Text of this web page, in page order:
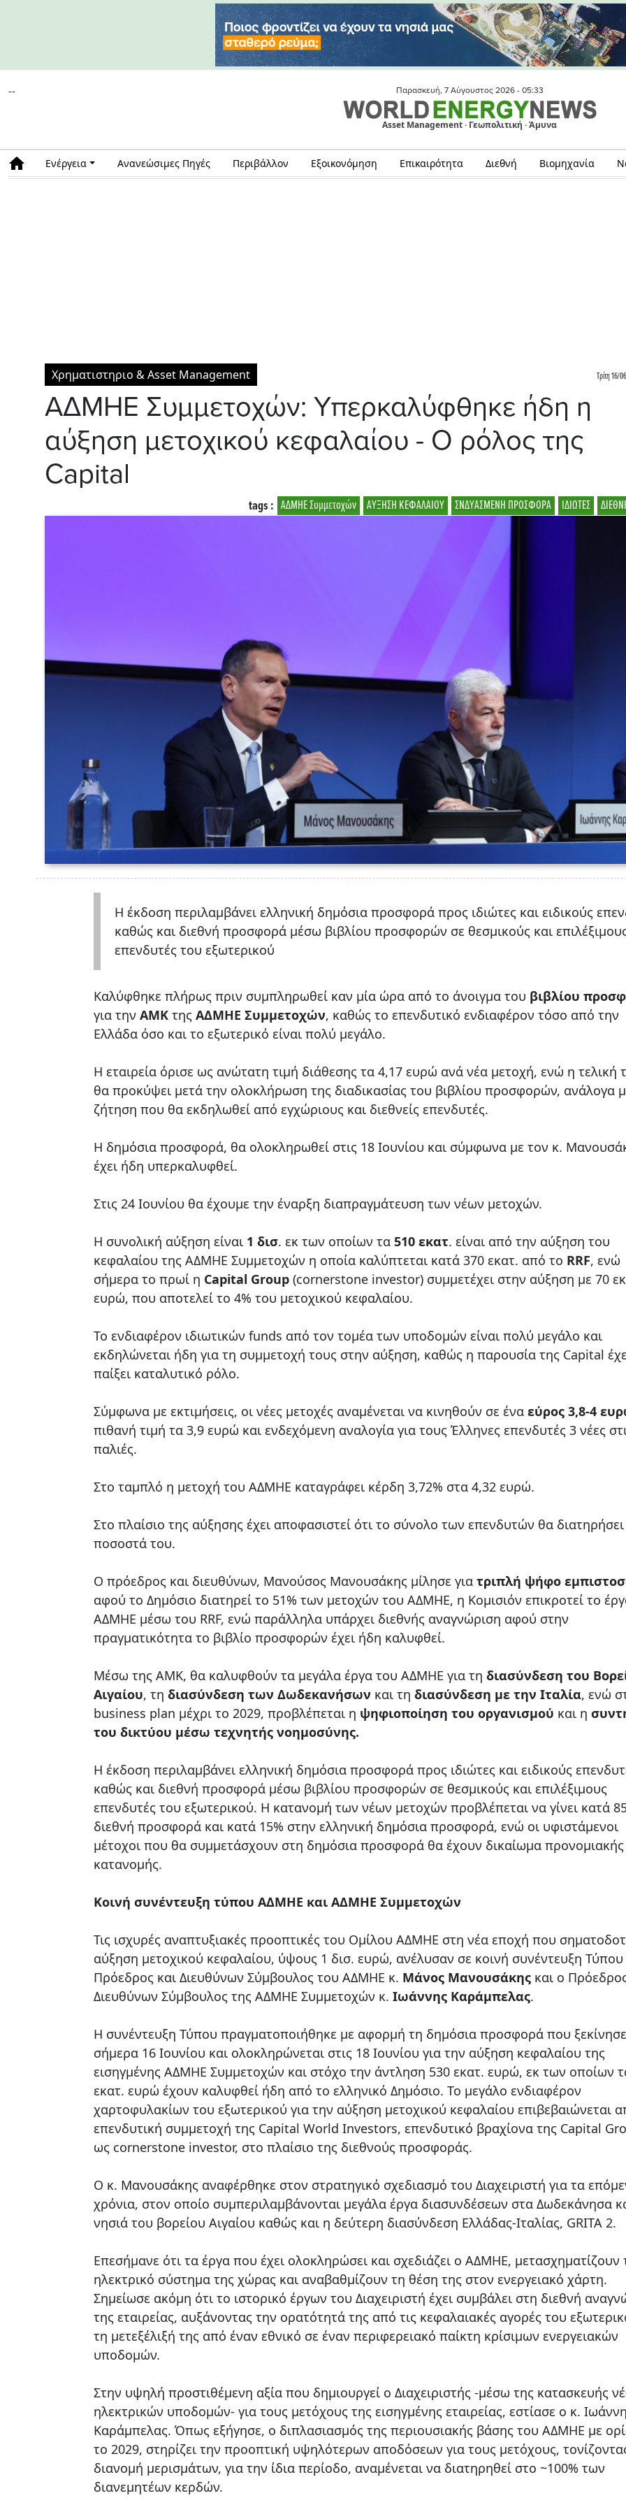
-- Παρασκευή, 7 Αύγουστος 2026 - 05:33
Asset Management · Γεωπολιτική · Άμυνα
Ενέργεια Ανανεώσιμες Πηγές Περιβάλλον Εξοικονόμηση Επικαιρότητα Διεθνή Βιομηχανία
Χρηματιστηριο & Asset Management Τρίτη 16/
AΔΜΗΕ Συμμετοχών: Yπερκαλύφθηκε ήδη η
αύξηση μετοχικού κεφαλαίου - O ρόλος της
Capital
ΙΔΙΩΤΕΣ
ΣΝΔΥΑΣΜΕΝΗ ΠΡΟΣΦΟΡΑ
ΑΥΞΗΣΗ ΚΕΦΑΛΑΙΟΥ
ΑΔΜΗΕ Συμμετοχών
tags :
Η έκδοση περιλαμβάνει ελληνική δημόσια προσφορά προς ιδιώτες και ειδικούς
καθώς και διεθνή προσφορά μέσω βιβλίου προσφορών σε θεσμικούς και
επενδυτές του εξωτερικού
Καλύφθηκε πλήρως πριν συμπληρωθεί καν μία ώρα από το άνοιγμα του βιβλίου
για την ΑΜΚ της ΑΔΜΗΕ Συμμετοχών, καθώς το επενδυτικό ενδιαφέρον τόσο από την
Ελλάδα όσο και το εξωτερικό είναι πολύ μεγάλο.
Η εταιρεία όρισε ως ανώτατη τιμή διάθεσης τα 4,17 ευρώ ανά νέα μετοχή, ενώ η τελική
θα προκύψει μετά την ολοκλήρωση της διαδικασίας του βιβλίου προσφορών, ανάλογα
ζήτηση που θα εκδηλωθεί από εγχώριους και διεθνείς επενδυτές.
Η δημόσια προσφορά, θα ολοκληρωθεί στις 18 Ιουνίου και σύμφωνα με τον κ.
έχει ήδη υπερκαλυφθεί.
Στις 24 Ιουνίου θα έχουμε την έναρξη διαπραγμάτευση των νέων μετοχών.
Η συνολική αύξηση είναι 1 δισ. εκ των οποίων τα 510 εκατ. είναι από την αύξηση του
κεφαλαίου της ΑΔΜΗΕ Συμμετοχών η οποία καλύπτεται κατά 370 εκατ. από το RRF, ενώ
σήμερα το πρωί η Capital Group (cornerstone investor) συμμετέχει στην αύξηση με 70
ευρώ, που αποτελεί το 4% του μετοχικού κεφαλαίου.
Το ενδιαφέρον ιδιωτικών funds από τον τομέα των υποδομών είναι πολύ μεγάλο και
εκδηλώνεται ήδη για τη συμμετοχή τους στην αύξηση, καθώς η παρουσία της Capital
παίξει καταλυτικό ρόλο.
Σύμφωνα με εκτιμήσεις, οι νέες μετοχές αναμένεται να κινηθούν σε ένα εύρος 3,8-4
πιθανή τιμή τα 3,9 ευρώ και ενδεχόμενη αναλογία για τους Έλληνες επενδυτές 3 νέες
παλιές.
Στο ταμπλό η μετοχή του ΑΔΜΗΕ καταγράφει κέρδη 3,72% στα 4,32 ευρώ.
Στο πλαίσιο της αύξησης έχει αποφασιστεί ότι το σύνολο των επενδυτών θα
ποσοστά του.
Ο πρόεδρος και διευθύνων, Μανούσος Μανουσάκης μίλησε για τριπλή ψήφο
αφού το Δημόσιο διατηρεί το 51% των μετοχών του ΑΔΜΗΕ, η Κομισιόν επικροτεί το
ΑΔΜΗΕ μέσω του RRF, ενώ παράλληλα υπάρχει διεθνής αναγνώριση αφού στην
πραγματικότητα το βιβλίο προσφορών έχει ήδη καλυφθεί.
Μέσω της ΑΜΚ, θα καλυφθούν τα μεγάλα έργα του ΑΔΜΗΕ για τη διασύνδεση του
Αιγαίου, τη διασύνδεση των Δωδεκανήσων και τη διασύνδεση με την Ιταλία, ενώ
business plan μέχρι το 2029, προβλέπεται η ψηφιοποίηση του οργανισμού και η
του δικτύου μέσω τεχνητής νοημοσύνης.
Η έκδοση περιλαμβάνει ελληνική δημόσια προσφορά προς ιδιώτες και ειδικούς
καθώς και διεθνή προσφορά μέσω βιβλίου προσφορών σε θεσμικούς και επιλέξιμους
επενδυτές του εξωτερικού. Η κατανομή των νέων μετοχών προβλέπεται να γίνει κατά
διεθνή προσφορά και κατά 15% στην ελληνική δημόσια προσφορά, ενώ οι υφιστάμενοι
μέτοχοι που θα συμμετάσχουν στη δημόσια προσφορά θα έχουν δικαίωμα προνομιακής
κατανομής.
Κοινή συνέντευξη τύπου ΑΔΜΗΕ και ΑΔΜΗΕ Συμμετοχών
Τις ισχυρές αναπτυξιακές προοπτικές του Ομίλου ΑΔΜΗΕ στη νέα εποχή που
αύξηση μετοχικού κεφαλαίου, ύψους 1 δισ. ευρώ, ανέλυσαν σε κοινή συνέντευξη Τύπου
Πρόεδρος και Διευθύνων Σύμβουλος του ΑΔΜΗΕ κ. Μάνος Μανουσάκης και o
Διευθύνων Σύμβουλος της ΑΔΜΗΕ Συμμετοχών κ. Ιωάννης Καράμπελας.
Η συνέντευξη Τύπου πραγματοποιήθηκε με αφορμή τη δημόσια προσφορά που ξεκίνησε
σήμερα 16 Ιουνίου και ολοκληρώνεται στις 18 Ιουνίου για την αύξηση κεφαλαίου της
εισηγμένης ΑΔΜΗΕ Συμμετοχών και στόχο την άντληση 530 εκατ. ευρώ, εκ των οποίων
εκατ. ευρώ έχουν καλυφθεί ήδη από το ελληνικό Δημόσιο. Το μεγάλο ενδιαφέρον
χαρτοφυλακίων του εξωτερικού για την αύξηση μετοχικού κεφαλαίου επιβεβαιώνεται
επενδυτική συμμετοχή της Capital World Investors, επενδυτικό βραχίονα της Capital
ως cornerstone investor, στο πλαίσιο της διεθνούς προσφοράς.
Ο κ. Μανουσάκης αναφέρθηκε στον στρατηγικό σχεδιασμό του Διαχειριστή για τα
χρόνια, στον οποίο συμπεριλαμβάνονται μεγάλα έργα διασυνδέσεων στα Δωδεκάνησα
νησιά του βορείου Αιγαίου καθώς και η δεύτερη διασύνδεση Ελλάδας-Ιταλίας, GRITA 2.
Επεσήμανε ότι τα έργα που έχει ολοκληρώσει και σχεδιάζει ο ΑΔΜΗΕ, μετασχηματίζουν
ηλεκτρικό σύστημα της χώρας και αναβαθμίζουν τη θέση της στον ενεργειακό χάρτη.
Σημείωσε ακόμη ότι το ιστορικό έργων του Διαχειριστή έχει συμβάλει στη διεθνή
της εταιρείας, αυξάνοντας την ορατότητά της από τις κεφαλαιακές αγορές του
τη μετεξέλιξή της από έναν εθνικό σε έναν περιφερειακό παίκτη κρίσιμων ενεργειακών
υποδομών.
Στην υψηλή προστιθέμενη αξία που δημιουργεί ο Διαχειριστής -μέσω της κατασκευής
ηλεκτρικών υποδομών- για τους μετόχους της εισηγμένης εταιρείας, εστίασε ο κ.
Καράμπελας. Όπως εξήγησε, ο διπλασιασμός της περιουσιακής βάσης του ΑΔΜΗΕ με
το 2029, στηρίζει την προοπτική υψηλότερων αποδόσεων για τους μετόχους,
διανομή μερισμάτων, για την ίδια περίοδο, αναμένεται να διατηρηθεί στο ~100% των
διανεμητέων κερδών.